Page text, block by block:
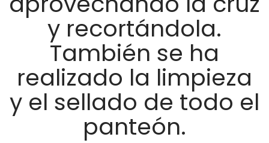
y recortándola.
También se ha
realizado la limpieza
y el sellado de todo el
panteón.